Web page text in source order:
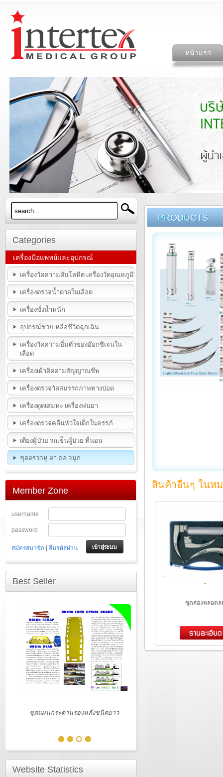
หน้าแรก
Categories
เครื่องมือแพทย์และอุปกรณ์
เครื่องวัดความดันโลหิต เครื่องวัดอุณหภูมิ
เครื่องตรวจน้ำตาลในเลือด
เครื่องชั่งน้ำหนัก
อุปกรณ์ช่วยเหลือชีวิตฉุกเฉิน
เครื่องวัดความอิ่มตัวของอ๊อกซิเจนใน
เลือด
เครื่องเฝ้าติดตามสัญญาณชีพ
เครื่องตรวจวัดสมรรถภาพทางปอด
เครื่องดูดเสมหะ เครื่องพ่นยา
เครื่องตรวจคลื่นหัวใจเด็กในครรภ์
เตียงผู้ป่วย รถเข็นผู้ป่วย ที่นอน
ชุดตรวจหู ตา คอ จมูก
Member Zone
username
password
สมัครสมาชิก | ลืมรหัสผ่าน
Best Seller
ลังชนิดยาว
Website Statistics
PRODUCTS
สินค้าอื่นๆ ในห
-
ชุดส่องหลอดล